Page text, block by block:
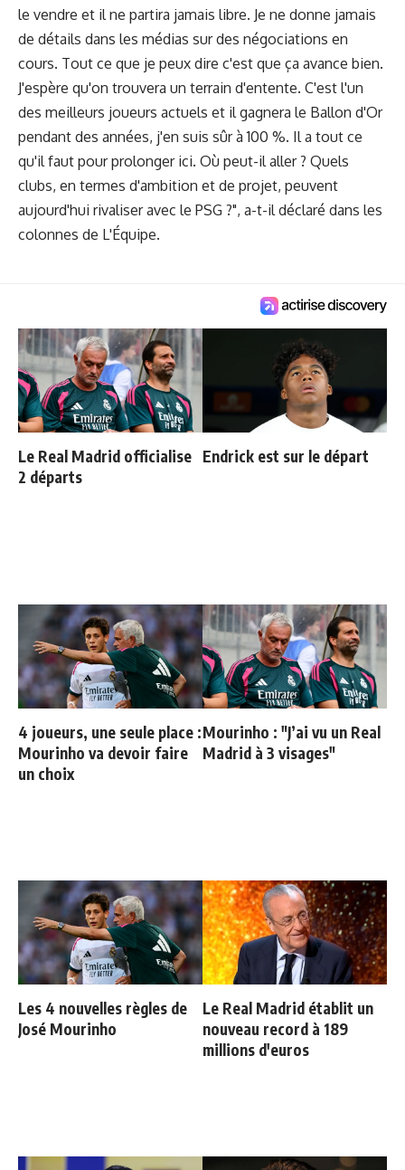
le vendre et il ne partira jamais libre. Je ne donne jamais
de détails dans les médias sur des négociations en
cours. Tout ce que je peux dire c'est que ça avance bien.
J'espère qu'on trouvera un terrain d'entente. C'est l'un
des meilleurs joueurs actuels et il gagnera le Ballon d'Or
pendant des années, j'en suis sûr à 100 %. Il a tout ce
qu'il faut pour prolonger ici. Où peut-il aller ? Quels
clubs, en termes d'ambition et de projet, peuvent
aujourd'hui rivaliser avec le PSG ?", a-t-il déclaré dans les
colonnes de L'Équipe.
Le Real Madrid officialise
2 départs
Endrick est sur le départ
4 joueurs, une seule place :
Mourinho va devoir faire
un choix
Mourinho : "J’ai vu un Real
Madrid à 3 visages"
Les 4 nouvelles règles de
José Mourinho
Le Real Madrid établit un
nouveau record à 189
millions d'euros